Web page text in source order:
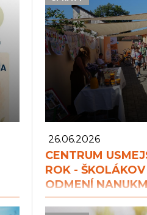
26.06.2026
CENTRUM
ROK -
ODMENÍ